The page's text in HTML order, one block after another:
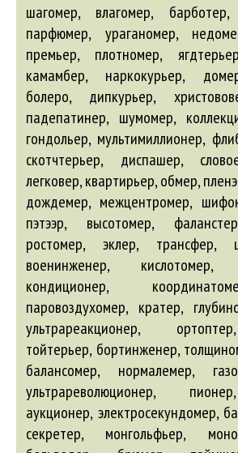
шагомер, влагомер, барботер,
парфюмер, ураганомер,
премьер, плотномер,
камамбер, наркокурьер,
болеро, дипкурьер,
падепатинер, шумомер,
гондольер, мультимиллионер,
скотчтерьер, диспашер,
легковер, квартирьер, обмер,
дождемер, межцентромер,
пэтээр, высотомер,
ростомер, эклер, трансфер,
военинженер, кислотомер,
кондиционер,
паровоздухомер, кратер,
ультрареакционер,
тойтерьер, бортинженер,
балансомер, нормалемер,
ультрареволюционер,
аукционер, электросекундомер,
секретер, монгольфьер,